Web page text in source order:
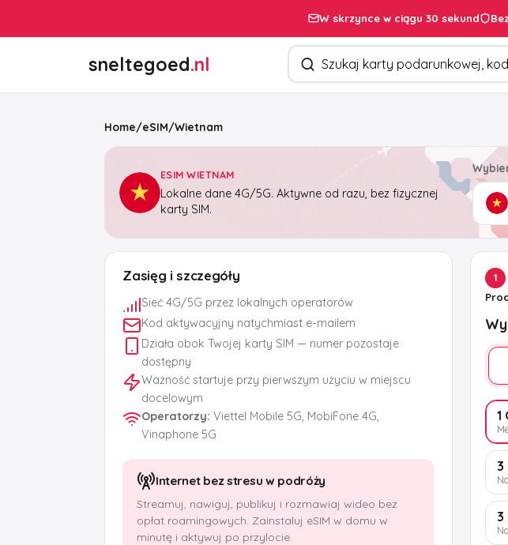
W skrzynce w ciągu 30 sekund
sneltegoed.nl Szukaj produktów
Home/eSIM/Wietnam
ESIM WIETNAM
Lokalne dane 4G/5G. Aktywne od razu, bez fizycznej
karty SIM.
Zasięg i szczegóły
Sieć 4G/5G przez lokalnych operatorów
Kod aktywacyjny natychmiast e-mailem
Działa obok Twojej karty SIM — numer pozostaje
dostępny
Ważność startuje przy pierwszym użyciu w miejscu
docelowym
Operatorzy: Viettel Mobile 5G, MobiFone 4G,
Vinaphone 5G
Internet bez stresu w podróży
Streamuj, nawiguj, publikuj i rozmawiaj wideo bez
opłat roamingowych. Zainstaluj eSIM w domu w
minutę i aktywuj po przylocie.
1
1
3
3